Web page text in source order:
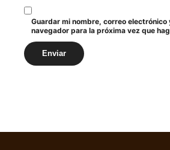
Guardar mi nombre, correo electrónico
navegador para la próxima vez que